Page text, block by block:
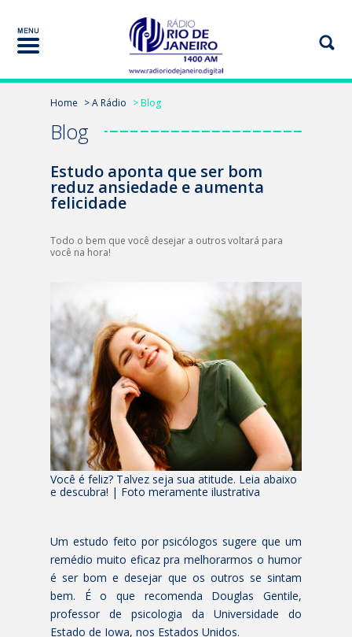
Home > A Rádio > Blog
Blog
Estudo aponta que ser bom
reduz ansiedade e aumenta
felicidade
Todo o bem que você desejar a outros voltará para
você na hora!
Você é feliz? Talvez seja sua atitude. Leia abaixo
e descubra! | Foto meramente ilustrativa
Um estudo feito por psicólogos sugere que um
remédio muito eficaz pra melhorarmos o humor
é ser bom e desejar que os outros se sintam
bem. É o que recomenda Douglas Gentile,
professor de psicologia da Universidade do
Estado de Iowa, nos Estados Unidos.